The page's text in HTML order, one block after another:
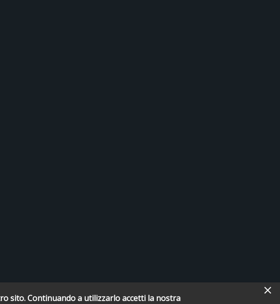
sito. Continuando a utilizzarlo accetti la nostra